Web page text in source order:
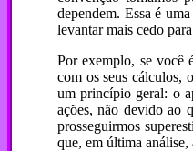
dependem. Essa é
levantar mais cedo
Por exemplo, se você
com os seus cálculos,
um princípio geral: o
ações, não devido ao
prosseguirmos
que, em última análise,